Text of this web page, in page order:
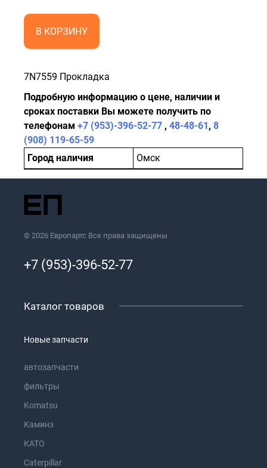
В КОРЗИНУ
7N7559 Прокладка
Подробную информацию о цене, наличии и
сроках поставки Вы можете получить по
телефонам +7 (953)-396-52-77 , 48-48-61, 8
(908) 119-65-59
Город наличия
Омск
© 2026 Европартс Все права защищены
+7 (953)-396-52-77
Каталог товаров
Новые запчасти
автозапчасти
фильтры
Komatsu
Каминз
KATO
Caterpillar